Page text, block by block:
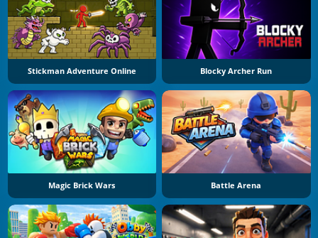
Stickman Adventure Online Blocky Archer Run
Magic Brick Wars Battle Arena